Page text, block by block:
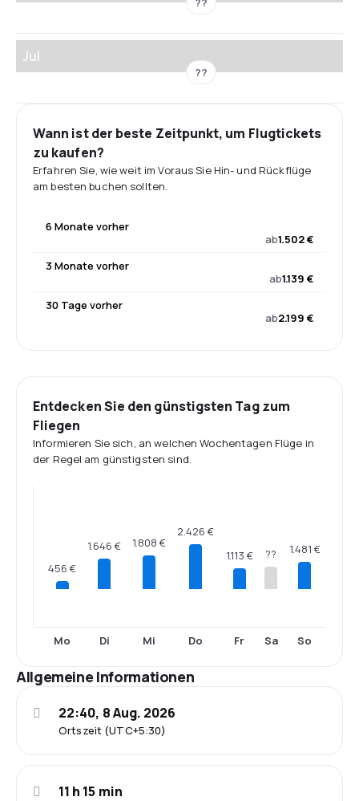
Jul
??
Wann ist der beste Zeitpunkt, um Flugtickets
zu kaufen?
Erfahren Sie, wie weit im Voraus Sie Hin- und Rückflüge
am besten buchen sollten.
6 Monate vorher
ab1.502 €
3 Monate vorher
ab1.139 €
30 Tage vorher
ab2.199 €
Entdecken Sie den günstigsten Tag zum
Fliegen
Informieren Sie sich, an welchen Wochentagen Flüge in
der Regel am günstigsten sind.
456 €
Mo
1.646 €
Di
1.808 €
Mi
2.426 €
Do
1.113 €
Fr
??
Sa
1.481 €
So
Allgemeine Informationen
Ortszeit (UTC+5:30)
22:40, 8 Aug. 2026
11 h 15 min